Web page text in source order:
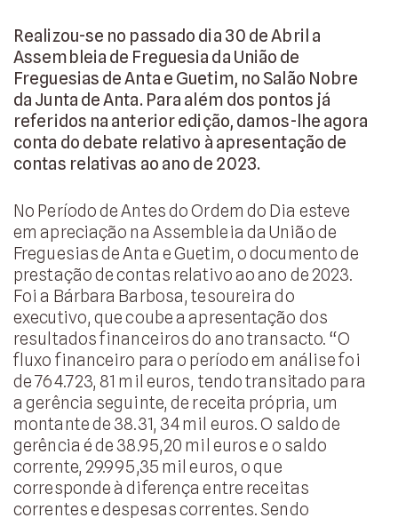
Realizou-se no passado dia 30 de Abril a
Assembleia de Freguesia da União de
Freguesias de Anta e Guetim, no Salão Nobre
da Junta de Anta. Para além dos pontos já
referidos na anterior edição, damos-lhe agora
conta do debate relativo à apresentação de
contas relativas ao ano de 2023.
No Período de Antes do Ordem do Dia esteve
em apreciação na Assembleia da União de
Freguesias de Anta e Guetim, o documento de
prestação de contas relativo ao ano de 2023.
Foi a Bárbara Barbosa, tesoureira do
executivo, que coube a apresentação dos
resultados financeiros do ano transacto. “O
fluxo financeiro para o período em análise foi
de 764.723, 81 mil euros, tendo transitado para
a gerência seguinte, de receita própria, um
montante de 38.31, 34 mil euros. O saldo de
gerência é de 38.95,20 mil euros e o saldo
corrente, 29.995,35 mil euros, o que
corresponde à diferença entre receitas
correntes e despesas correntes. Sendo